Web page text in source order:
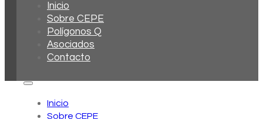
Inicio
Sobre CEPE
Polígonos Q
Asociados
Contacto
Inicio
Sobre CEPE